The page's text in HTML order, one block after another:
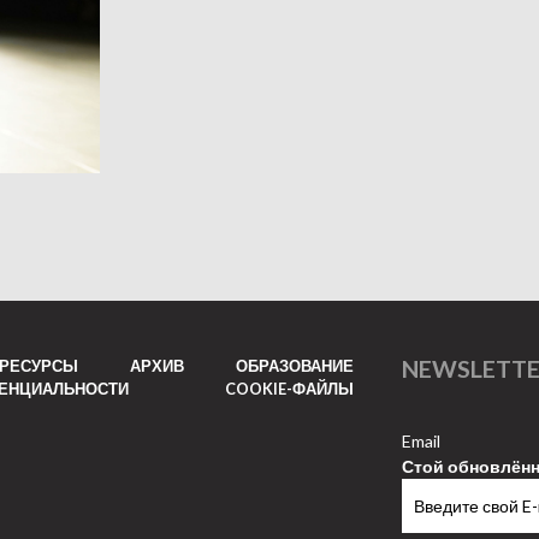
РЕСУРСЫ АРХИВ
ОБРАЗОВАНИЕ
COOKIE-ФАЙЛЫ
Email
Стой